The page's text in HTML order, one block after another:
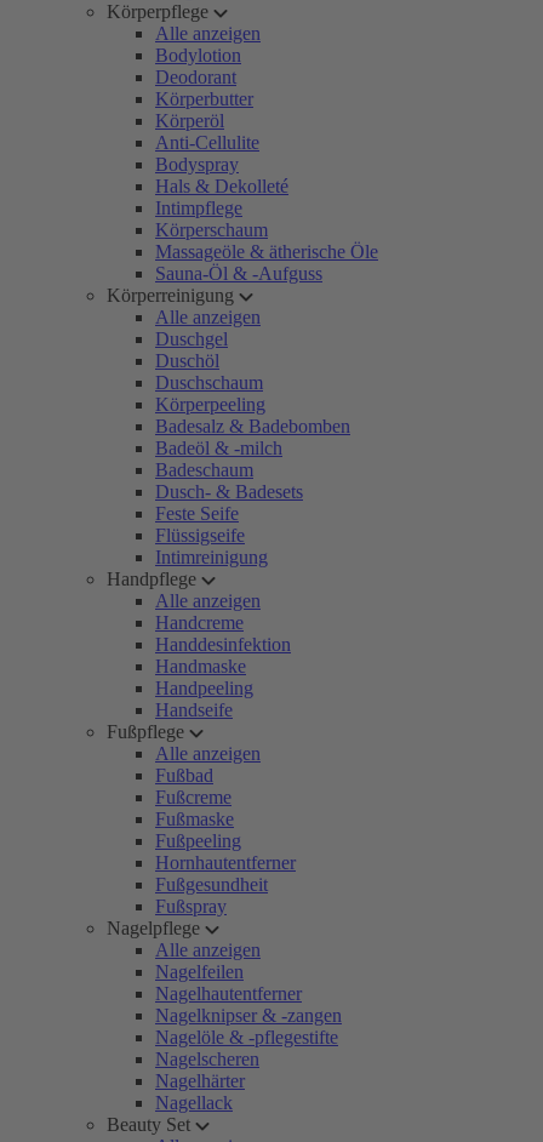
Körperpflege
Alle anzeigen
Bodylotion
Deodorant
Körperbutter
Körperöl
Anti-Cellulite
Bodyspray
Hals & Dekolleté
Intimpflege
Körperschaum
Massageöle & ätherische Öle
Sauna-Öl & -Aufguss
Körperreinigung
Alle anzeigen
Duschgel
Duschöl
Duschschaum
Körperpeeling
Badesalz & Badebomben
Badeöl & -milch
Badeschaum
Dusch- & Badesets
Feste Seife
Flüssigseife
Intimreinigung
Handpflege
Alle anzeigen
Handcreme
Handdesinfektion
Handmaske
Handpeeling
Handseife
Fußpflege
Alle anzeigen
Fußbad
Fußcreme
Fußmaske
Fußpeeling
Hornhautentferner
Fußgesundheit
Fußspray
Nagelpflege
Alle anzeigen
Nagelfeilen
Nagelhautentferner
Nagelknipser & -zangen
Nagelöle & -pflegestifte
Nagelscheren
Nagelhärter
Nagellack
Beauty Set